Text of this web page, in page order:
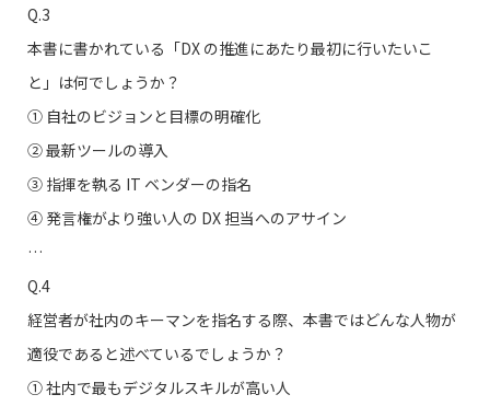
Q.3
本書に書かれている「DX の推進にあたり最初に行いたいこ
と」は何でしょうか？
① 自社のビジョンと目標の明確化
➁ 最新ツールの導入
③ 指揮を執る IT ベンダーの指名
④ 発言権がより強い人の DX 担当へのアサイン
…
Q.4
経営者が社内のキーマンを指名する際、本書ではどんな人物が
適役であると述べているでしょうか？
① 社内で最もデジタルスキルが高い人